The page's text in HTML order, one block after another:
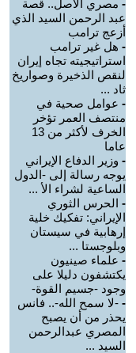
- مصري الأصل.. قصة
عبد الرحمن السيد الذي
أزعج ترامب
- هل غير ترامب
استراتيجيته تجاه إيران
لنقص الذخيرة وصواريخ
ثاد ...
- عوامل صحية في
منتصف العمر تؤخر
الخرف لأكثر من 13
عاما
- وزير الدفاع الإيراني
يوجه رسالة إلى -الدول
الساعية لشراء الأ ...
- الحرس الثوري
الإيراني: تفكيك خلية
إرهابية في سيستان
وبلوجستا ...
- علماء صينيون
يكتشفون دليلا على
وجود -جسيم القوة-
- -لا سمح الله-.. فانس
يحذر من أن يصبح
المصري عبدالرحمن
السيد ...